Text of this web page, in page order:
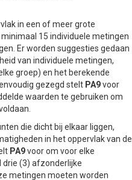
in een of meer grote
15 individuele metingen
Er worden suggesties gedaan
van individuele metingen,
groep) en het berekende
gezegd stelt PA9voor
waarden te gebruiken om
die dicht bij elkaar liggen,
in het oppervlak van de
PA9voor om voor elke
(3) afzonderlijke
metingen moeten worden